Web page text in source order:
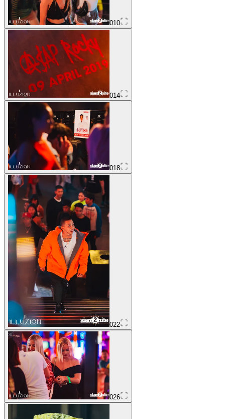
010
014
018
022
026